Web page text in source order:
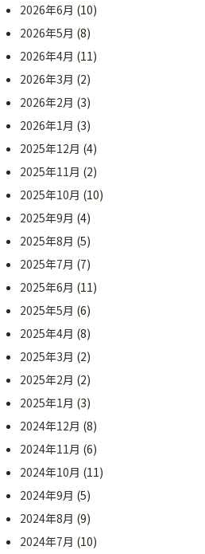
2026年6月 (10)
2026年5月 (8)
2026年4月 (11)
2026年3月 (2)
2026年2月 (3)
2026年1月 (3)
2025年12月 (4)
2025年11月 (2)
2025年10月 (10)
2025年9月 (4)
2025年8月 (5)
2025年7月 (7)
2025年6月 (11)
2025年5月 (6)
2025年4月 (8)
2025年3月 (2)
2025年2月 (2)
2025年1月 (3)
2024年12月 (8)
2024年11月 (6)
2024年10月 (11)
2024年9月 (5)
2024年8月 (9)
2024年7月 (10)